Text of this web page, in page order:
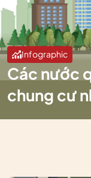
Infographic
Các nước
chung cư